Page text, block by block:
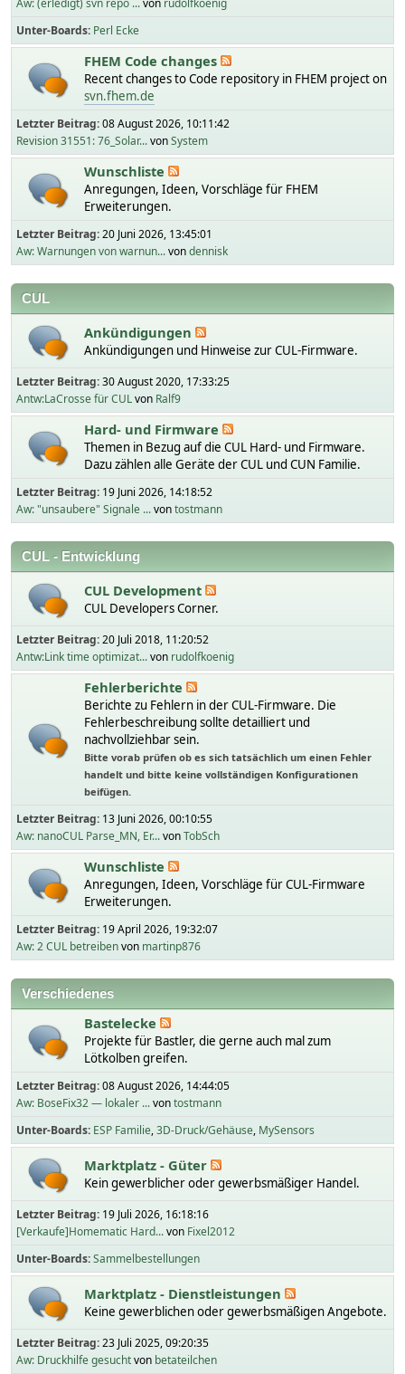
Aw: (erledigt) svn repo ...von rudolfkoenig
Unter-Boards Perl Ecke
FHEM Code changes
Recent changes to Code repository in FHEM project on
svn.fhem.de
Letzter Beitrag:08 August 2026, 10:11:42
Revision 31551: 76_Solar...vonSystem
Wunschliste
Anregungen, Ideen, Vorschläge für FHEM
Erweiterungen.
Letzter Beitrag:20 Juni 2026, 13:45:01
Aw: Warnungen von warnun...vondennisk
CUL
Ankündigungen
Ankündigungen und Hinweise zur CUL-Firmware.
Letzter Beitrag:30 August 2020, 17:33:25
Antw:LaCrosse für CULvon Ralf9
Hard- und Firmware
Themen in Bezug auf die CUL Hard- und Firmware.
Dazu zählen alle Geräte der CUL und CUN Familie.
Letzter Beitrag: 19 Juni 2026, 14:18:52
Aw: "unsaubere" Signale ...vontostmann
CUL - Entwicklung
CUL Development
CUL Developers Corner.
Letzter Beitrag:20 Juli 2018, 11:20:52
Antw:Link time optimizat...von rudolfkoenig
Fehlerberichte
Berichte zu Fehlern in der CUL-Firmware. Die
Fehlerbeschreibung sollte detailliert und
nachvollziehbar sein.
Bitte vorab prüfen ob es sich tatsächlich um einen Fehler
handelt und bitte keine vollständigen Konfigurationen
beifügen.
Letzter Beitrag: 13 Juni 2026, 00:10:55
Aw: nanoCUL Parse_MN, Er...vonTobSch
Wunschliste
Anregungen, Ideen, Vorschläge für CUL-Firmware
Erweiterungen.
Letzter Beitrag: 19 April 2026, 19:32:07
Aw: 2 CUL betreibenvon martinp876
Verschiedenes
Bastelecke
Projekte für Bastler, die gerne auch mal zum
Lötkolben greifen.
Letzter Beitrag:08 August 2026, 14:44:05
Aw: BoseFix32 — lokaler ...vontostmann
Unter-Boards ESP Familie 3D-Druck/Gehäuse MySensors
Marktplatz - Güter
Kein gewerblicher oder gewerbsmäßiger Handel.
Letzter Beitrag: 19 Juli 2026, 16:18:16
[Verkaufe]Homematic Hard...von Fixel2012
Unter-Boards Sammelbestellungen
Marktplatz - Dienstleistungen
Keine gewerblichen oder gewerbsmäßigen Angebote.
Letzter Beitrag:23 Juli 2025, 09:20:35
Aw: Druckhilfe gesuchtvon betateilchen